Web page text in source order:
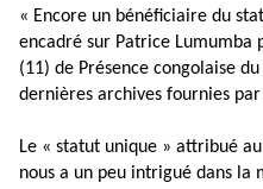
« Encore un bénéficiaire du
encadré sur Patrice Lumumba
(11) de Présence congolaise
dernières archives fournies
Le « statut unique » attribué
nous a un peu intrigué dans la